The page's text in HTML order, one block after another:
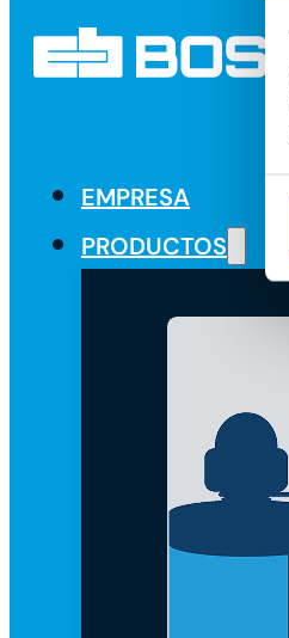
EMPRESA
PRODUCTOS